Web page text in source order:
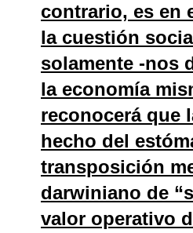
contrario, es en
la cuestión
solamente -nos
la economía
reconocerá que
hecho del
transposición
darwiniano de
valor operativo